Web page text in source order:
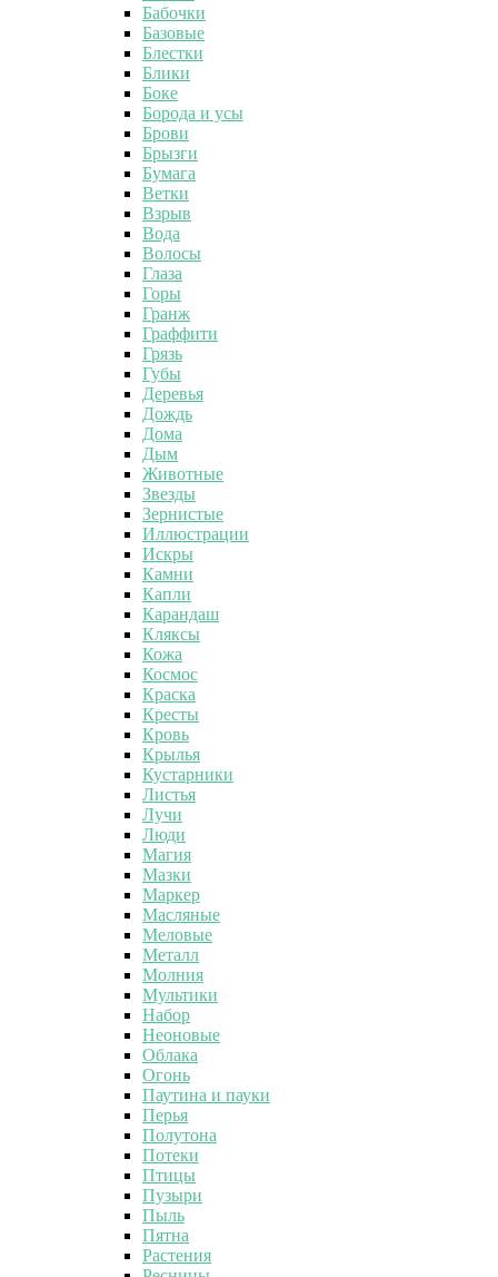
Бабочки
Базовые
Блестки
Блики
Боке
Борода и усы
Брови
Брызги
Бумага
Ветки
Взрыв
Вода
Волосы
Глаза
Горы
Гранж
Граффити
Грязь
Губы
Деревья
Дождь
Дома
Дым
Животные
Звезды
Зернистые
Иллюстрации
Искры
Камни
Капли
Карандаш
Кляксы
Кожа
Космос
Краска
Кресты
Кровь
Крылья
Кустарники
Листья
Лучи
Люди
Магия
Мазки
Маркер
Масляные
Меловые
Металл
Молния
Мультики
Набор
Неоновые
Облака
Огонь
Паутина и пауки
Перья
Полутона
Потеки
Птицы
Пузыри
Пыль
Пятна
Растения